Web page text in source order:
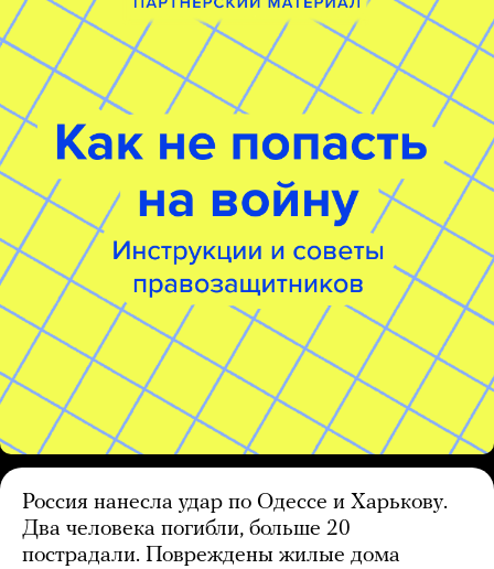
Россия нанесла удар по Одессе и Харькову.
Два человека погибли, больше 20
пострадали. Повреждены жилые дома